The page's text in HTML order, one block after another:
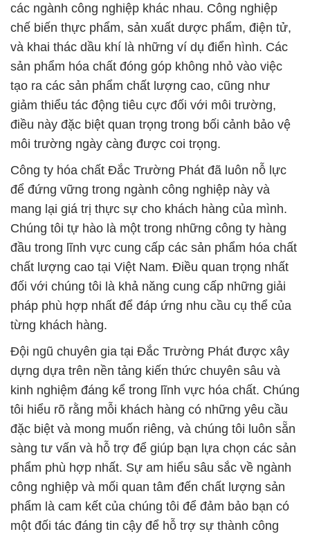
các ngành công nghiệp khác nhau. Công nghiệp
chế biến thực phẩm, sản xuất dược phẩm, điện tử,
và khai thác dầu khí là những ví dụ điển hình. Các
sản phẩm hóa chất đóng góp không nhỏ vào việc
tạo ra các sản phẩm chất lượng cao, cũng như
giảm thiểu tác động tiêu cực đối với môi trường,
điều này đặc biệt quan trọng trong bối cảnh bảo vệ
môi trường ngày càng được coi trọng.
Công ty hóa chất Đắc Trường Phát đã luôn nỗ lực
để đứng vững trong ngành công nghiệp này và
mang lại giá trị thực sự cho khách hàng của mình.
Chúng tôi tự hào là một trong những công ty hàng
đầu trong lĩnh vực cung cấp các sản phẩm hóa chất
chất lượng cao tại Việt Nam. Điều quan trọng nhất
đối với chúng tôi là khả năng cung cấp những giải
pháp phù hợp nhất để đáp ứng nhu cầu cụ thể của
từng khách hàng.
Đội ngũ chuyên gia tại Đắc Trường Phát được xây
dựng dựa trên nền tảng kiến thức chuyên sâu và
kinh nghiệm đáng kể trong lĩnh vực hóa chất. Chúng
tôi hiểu rõ rằng mỗi khách hàng có những yêu cầu
đặc biệt và mong muốn riêng, và chúng tôi luôn sẵn
sàng tư vấn và hỗ trợ để giúp bạn lựa chọn các sản
phẩm phù hợp nhất. Sự am hiểu sâu sắc về ngành
công nghiệp và mối quan tâm đến chất lượng sản
phẩm là cam kết của chúng tôi để đảm bảo bạn có
một đối tác đáng tin cậy để hỗ trợ sự thành công